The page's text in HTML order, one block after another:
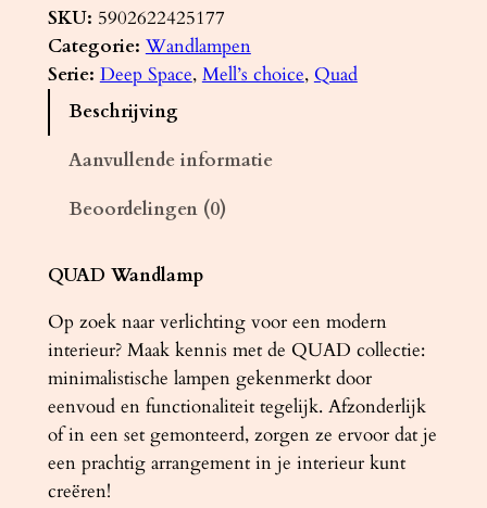
n
d
l
D
w
i
t
a
a
n
t
SKU: 5902622425177
Categorie: Wandlampen
Serie: Deep Space, Mell’s choice, Quad
Beschrijving
Aanvullende informatie
Beoordelingen (0)
QUAD Wandlamp
Op zoek naar verlichting voor een modern
interieur? Maak kennis met de QUAD collectie:
minimalistische lampen gekenmerkt door
eenvoud en functionaliteit tegelijk. Afzonderlijk
of in een set gemonteerd, zorgen ze ervoor dat je
een prachtig arrangement in je interieur kunt
creëren!